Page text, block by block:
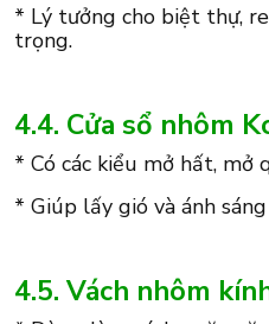
* Lý tưởng cho biệt thự,
trọng.
4.4. Cửa sổ nhôm
* Có các kiểu mở hất, mở
* Giúp lấy gió và ánh
4.5. Vách nhôm